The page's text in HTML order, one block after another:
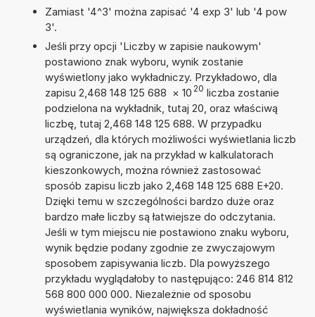
Zamiast '4^3' można zapisać '4 exp 3' lub '4 pow
3'.
Jeśli przy opcji 'Liczby w zapisie naukowym'
postawiono znak wyboru, wynik zostanie
wyświetlony jako wykładniczy. Przykładowo, dla
zapisu 2,468 148 125 688 × 10 20 liczba zostanie
podzielona na wykładnik, tutaj 20, oraz właściwą
liczbę, tutaj 2,468 148 125 688. W przypadku
urządzeń, dla których możliwości wyświetlania liczb
są ograniczone, jak na przykład w kalkulatorach
kieszonkowych, można również zastosować
sposób zapisu liczb jako 2,468 148 125 688 E+20.
Dzięki temu w szczególności bardzo duże oraz
bardzo małe liczby są łatwiejsze do odczytania.
Jeśli w tym miejscu nie postawiono znaku wyboru,
wynik będzie podany zgodnie ze zwyczajowym
sposobem zapisywania liczb. Dla powyższego
przykładu wyglądałoby to następująco: 246 814 812
568 800 000 000. Niezależnie od sposobu
wyświetlania wyników, największa dokładność